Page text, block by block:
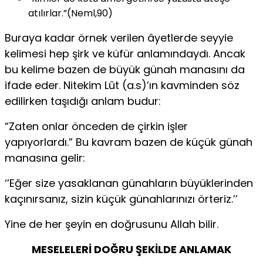
atılırlar.”(Neml,90)
Buraya kadar örnek verilen âyetlerde seyyie
kelimesi hep şirk ve küfür anlamındaydı. Ancak
bu kelime bazen de büyük günah manasını da
ifade eder. Nitekim Lût (a.s)’ın kavminden söz
edilirken taşıdığı anlam budur:
“Zaten onlar önceden de çirkin işler
yapıyorlardı.” Bu kavram bazen de küçük günah
manasına gelir:
‘’Eğer size yasaklanan günahların büyüklerinden
kaçınırsanız, sizin küçük günahlarınızı örteriz.’’
Yine de her şeyin en doğrusunu Allah bilir.
MESELELERİ DOĞRU ŞEKİLDE ANLAMAK